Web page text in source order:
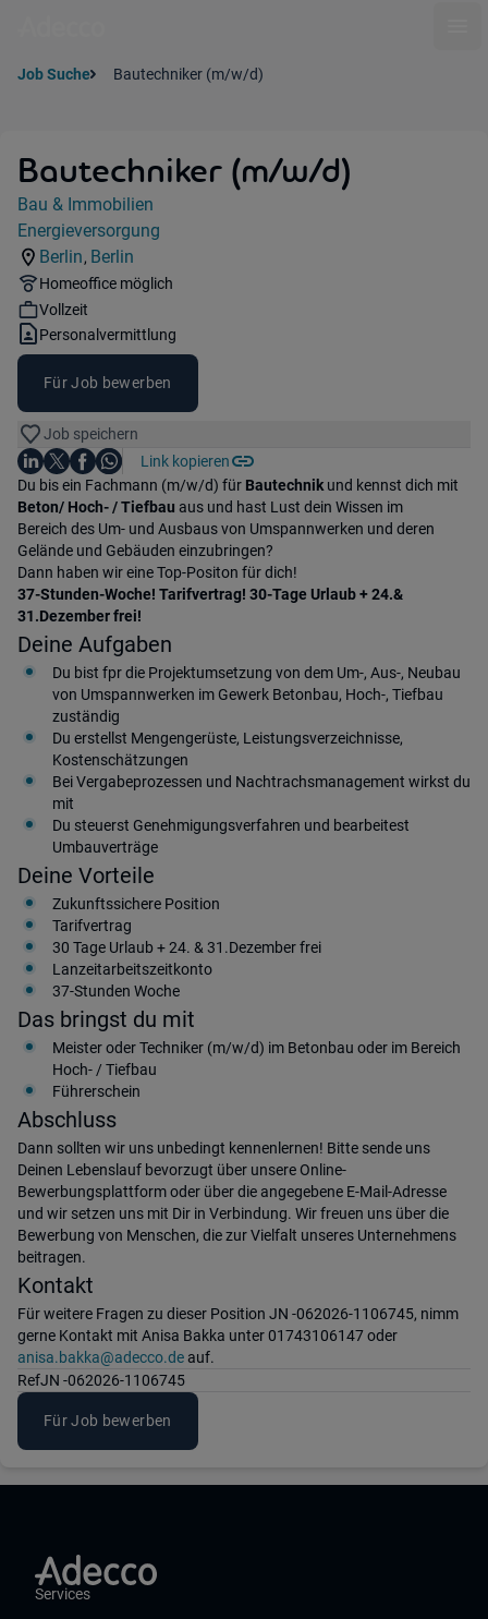
Job Suche Bautechniker (m/w/d)
Bautechniker (m/w/d)
Jobdetails
Kategorie:
Bau & Immobilien
Industry:
Energieversorgung
Standorte:
Berlin,
Region:
Berlin
Remote Option:
Homeoffice möglich
Workhours:
Vollzeit
Vertragsart:
Personalvermittlung
Für Job bewerben
Job speichern
Teile diesen Job
Auf LinkedIn teilen
Auf X teilen
Auf Facebook teilen
Auf WhatsApp teilen
Link kopieren
Einleitung
Du bis ein Fachmann (m/w/d) für Bautechnik und kennst dich mit
Beton/ Hoch- / Tiefbau aus und hast Lust dein Wissen im
Bereich des Um- und Ausbaus von Umspannwerken und deren
Gelände und Gebäuden einzubringen?
Dann haben wir eine Top-Positon für dich!
37-Stunden-Woche! Tarifvertrag! 30-Tage Urlaub + 24.&
31.Dezember frei!
Deine Aufgaben
Du bist fpr die Projektumsetzung von dem Um-, Aus-, Neubau
von Umspannwerken im Gewerk Betonbau, Hoch-, Tiefbau
zuständig
Du erstellst Mengengerüste, Leistungsverzeichnisse,
Kostenschätzungen
Bei Vergabeprozessen und Nachtrachsmanagement wirkst du
mit
Du steuerst Genehmigungsverfahren und bearbeitest
Umbauverträge
Deine Vorteile
Zukunftssichere Position
Tarifvertrag
30 Tage Urlaub + 24. & 31.Dezember frei
Lanzeitarbeitszeitkonto
37-Stunden Woche
Das bringst du mit
Meister oder Techniker (m/w/d) im Betonbau oder im Bereich
Hoch- / Tiefbau
Führerschein
Abschluss
Dann sollten wir uns unbedingt kennenlernen! Bitte sende uns
Deinen Lebenslauf bevorzugt über unsere Online-
Bewerbungsplattform oder über die angegebene E-Mail-Adresse
und wir setzen uns mit Dir in Verbindung. Wir freuen uns über die
Bewerbung von Menschen, die zur Vielfalt unseres Unternehmens
beitragen.
Kontakt
Für weitere Fragen zu dieser Position JN -062026-1106745, nimm
gerne Kontakt mit Anisa Bakka unter 01743106147 oder
anisa.bakka@adecco.deauf.
RefJN -062026-1106745
Für Job bewerben
Services